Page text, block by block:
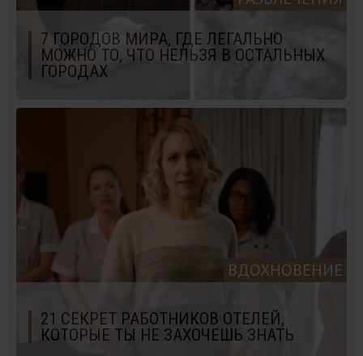
7 ГОРОДОВ МИРА, ГДЕ ЛЕГАЛЬНО
МОЖНО ТО, ЧТО НЕЛЬЗЯ В ОСТАЛЬНЫХ
ГОРОДАХ
ВДОХНОВЕНИЕ
21 СЕКРЕТ РАБОТНИКОВ ОТЕЛЕЙ,
КОТОРЫЕ ТЫ НЕ ЗАХОЧЕШЬ ЗНАТЬ